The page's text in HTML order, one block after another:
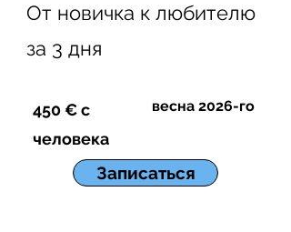
От новичка к любителю
за 3 дня
450 € с
человека
весна 2026-го
Записаться